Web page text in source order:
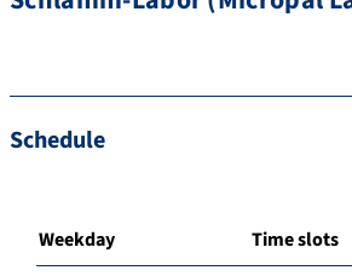
Schedule
Weekday Time slots